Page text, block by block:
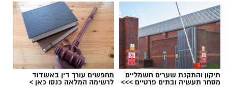
תיקון והתקנת שערים חשמליים
מסחר תעשיה ובתים פרטיים >>>
מחפשים עורך דין באשדוד
לרשימה המלאה כנסו כאן >